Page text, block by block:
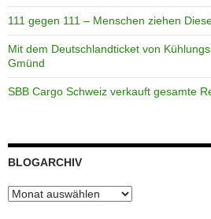
111 gegen 111 – Menschen ziehen
Mit dem Deutschlandticket von
Gmünd
SBB Cargo Schweiz verkauft gesamte
BLOGARCHIV
Blogarchiv